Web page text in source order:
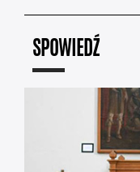
SPOWIEDŹ